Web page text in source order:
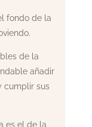
fondo de la
de la
añadir
cumplir sus
es el de la